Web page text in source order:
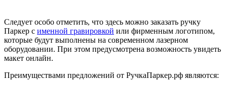
Следует особо отметить, что здесь можно заказать ручку
Паркер с именной гравировкой или фирменным логотипом,
которые будут выполнены на современном лазерном
оборудовании. При этом предусмотрена возможность увидеть
макет онлайн.
Преимуществами предложений от РучкаПаркер.рф являются: